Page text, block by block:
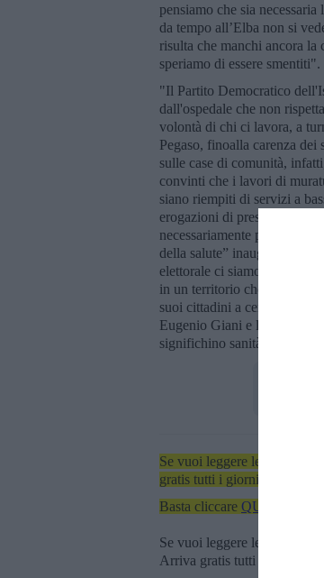
pensiamo che sia
da tempo all’Elba non si
risulta che manchi ancora la
speriamo di essere smentiti".
"Il Partito Democratico
dall'ospedale che non
volontà di chi ci lavora, a
Pegaso, finoalla carenza
sulle case di comunità,
convinti che i lavori di
siano riempiti di servizi a
erogazioni di prestazioni
necessariamente passare
della salute” inaugurata nel
elettorale ci siamo battuti in
in un territorio che già paga
suoi cittadini a cercare
Eugenio Giani e la nostra
significhino sanità e servizi
Se vuoi leggere le notizie
gratis tutti i giorni alle 7:00
Basta cliccare QUI
Se vuoi leggere le notizie
Arriva gratis tutti i giorni alle